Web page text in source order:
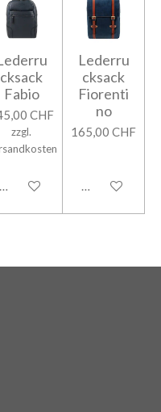
cksack
Fabio
CHF
zzgl.
In den Warenkorb
Lederru
cksack
Fiorenti
no
165,00 CHF
In den